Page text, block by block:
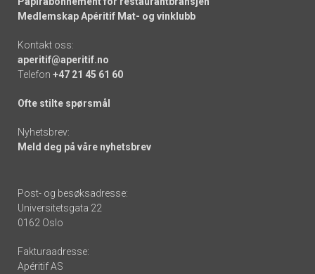
Medlemskap Apéritif Mat- og vinklubb
Kontakt oss:
aperitif@aperitif.no
Telefon +47 21 45 61 60
Ofte stilte spørsmål
Nyhetsbrev:
Meld deg på våre nyhetsbrev
Post- og besøksadresse:
Universitetsgata 22
0162 Oslo
Fakturaadresse:
Apéritif AS